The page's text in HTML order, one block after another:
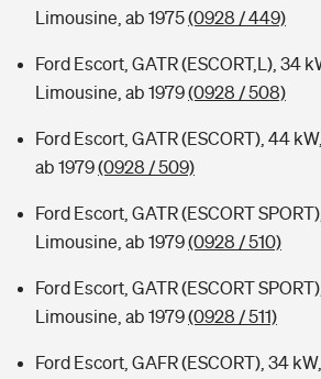
Limousine, ab 1975(0928 / 449)
Ford Escort, GATR (ESCORT,L), 34
Limousine, ab 1979(0928 / 508)
Ford Escort, GATR (ESCORT), 44
ab 1979(0928 / 509)
Ford Escort, GATR (ESCORT
Limousine, ab 1979(0928 / 510)
Ford Escort, GATR (ESCORT
Limousine, ab 1979(0928 / 511)
Ford Escort, GAFR (ESCORT), 34